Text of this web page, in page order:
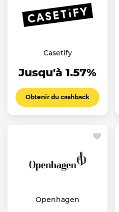
Casetify
Jusqu'à 1.57%
Obtenir du cashback
Openhagen